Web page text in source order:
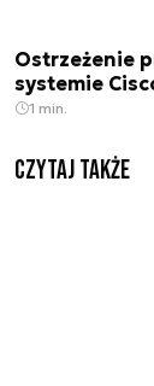
Ostrzeżenie
systemie
1 min.
Czytaj także